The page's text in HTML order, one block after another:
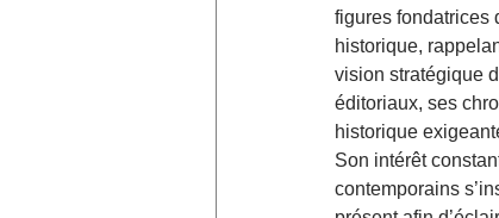
figures fondatrices
historique,
vision stratégique
éditoriaux, ses
historique
Son intérêt
contemporains